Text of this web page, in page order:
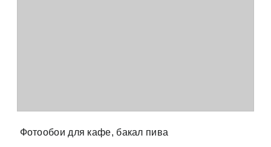
Фотообои для кафе, бакал пива